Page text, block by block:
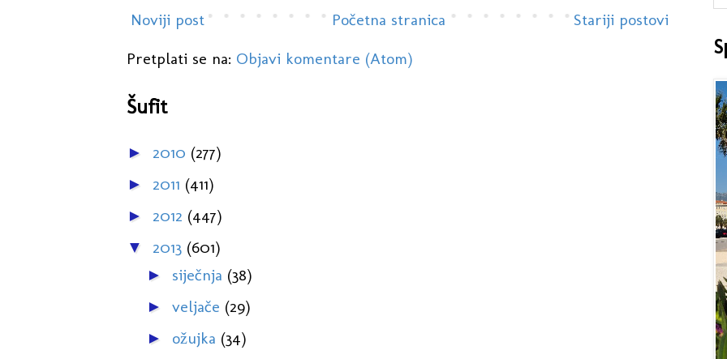
Noviji post Stariji postovi
Početna stranica
Pretplati se na: Objavi komentare (Atom)
Šufit
► 2010 (277)
► 2011 (411)
► 2012 (447)
▼ 2013 (601)
► siječnja (38)
► veljače (29)
► ožujka (34)